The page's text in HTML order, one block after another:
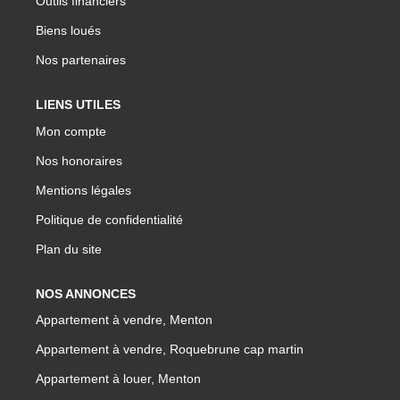
Biens loués
Nos partenaires
LIENS UTILES
Mon compte
Nos honoraires
Mentions légales
Politique de confidentialité
Plan du site
NOS ANNONCES
Appartement à vendre, Menton
Appartement à vendre, Roquebrune cap martin
Appartement à louer, Menton